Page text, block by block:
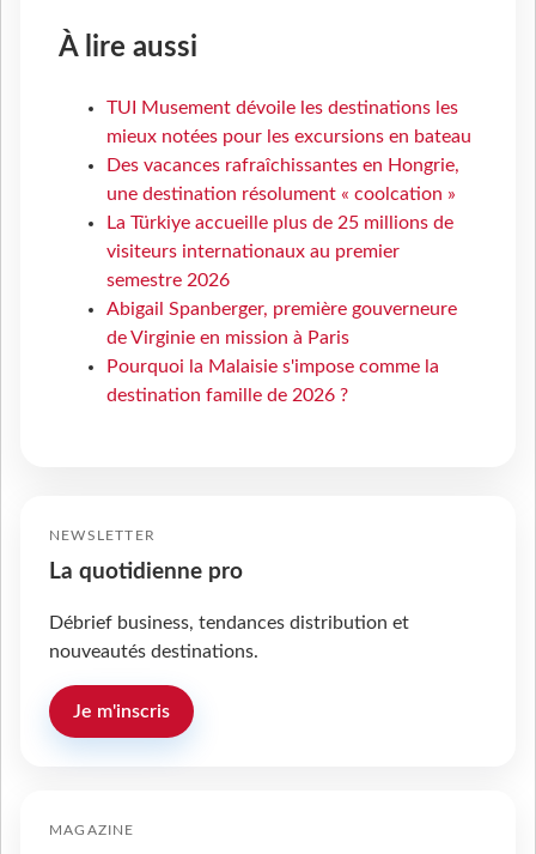
À lire aussi
TUI Musement dévoile les destinations les
mieux notées pour les excursions en bateau
Des vacances rafraîchissantes en Hongrie,
une destination résolument « coolcation »
La Türkiye accueille plus de 25 millions de
visiteurs internationaux au premier
semestre 2026
Abigail Spanberger, première gouverneure
de Virginie en mission à Paris
Pourquoi la Malaisie s'impose comme la
destination famille de 2026 ?
NEWSLETTER
La quotidienne pro
Débrief business, tendances distribution et
nouveautés destinations.
Je m'inscris
MAGAZINE